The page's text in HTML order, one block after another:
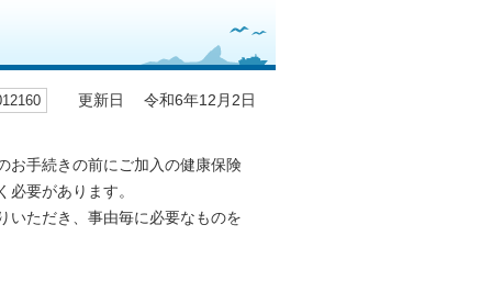
更新日 令和6年12月2日
お手続きの前にご加入の健康保険
必要があります。
いただき、事由毎に必要なものを